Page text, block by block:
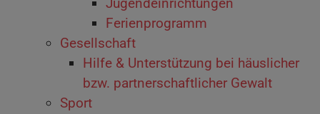
Ferienprogramm
Gesellschaft
Hilfe & Unterstützung bei häuslicher
bzw. partnerschaftlicher Gewalt
Sport